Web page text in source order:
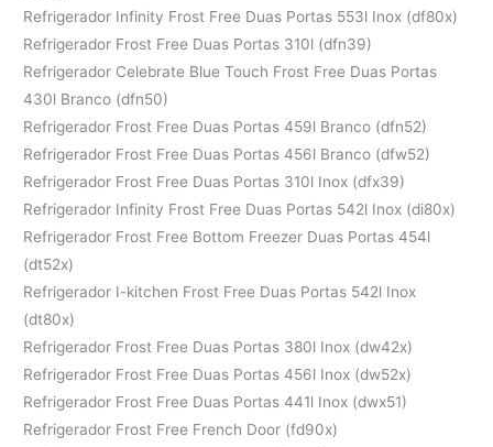
Refrigerador Infinity Frost Free Duas Portas 553l Inox (df80x)
Refrigerador Frost Free Duas Portas 310l (dfn39)
Refrigerador Celebrate Blue Touch Frost Free Duas Portas
430l Branco (dfn50)
Refrigerador Frost Free Duas Portas 459l Branco (dfn52)
Refrigerador Frost Free Duas Portas 456l Branco (dfw52)
Refrigerador Frost Free Duas Portas 310l Inox (dfx39)
Refrigerador Infinity Frost Free Duas Portas 542l Inox (di80x)
Refrigerador Frost Free Bottom Freezer Duas Portas 454l
(dt52x)
Refrigerador I-kitchen Frost Free Duas Portas 542l Inox
(dt80x)
Refrigerador Frost Free Duas Portas 380l Inox (dw42x)
Refrigerador Frost Free Duas Portas 456l Inox (dw52x)
Refrigerador Frost Free Duas Portas 441l Inox (dwx51)
Refrigerador Frost Free French Door (fd90x)